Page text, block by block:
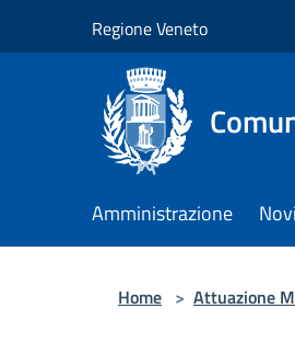
Regione Veneto
Amministrazione
Home > Attuazione